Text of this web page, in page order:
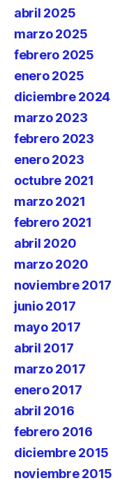
abril 2025
marzo 2025
febrero 2025
enero 2025
diciembre 2024
marzo 2023
febrero 2023
enero 2023
octubre 2021
marzo 2021
febrero 2021
abril 2020
marzo 2020
noviembre 2017
junio 2017
mayo 2017
abril 2017
marzo 2017
enero 2017
abril 2016
febrero 2016
diciembre 2015
noviembre 2015